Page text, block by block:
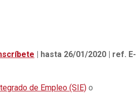
| hasta 26/01/2020 | ref. E-
de Empleo (SIE) o